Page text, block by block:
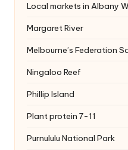
Local markets in Albany
Margaret River
Melbourne’s Federation
Ningaloo Reef
Phillip Island
Plant protein 7-11
Purnululu National Park